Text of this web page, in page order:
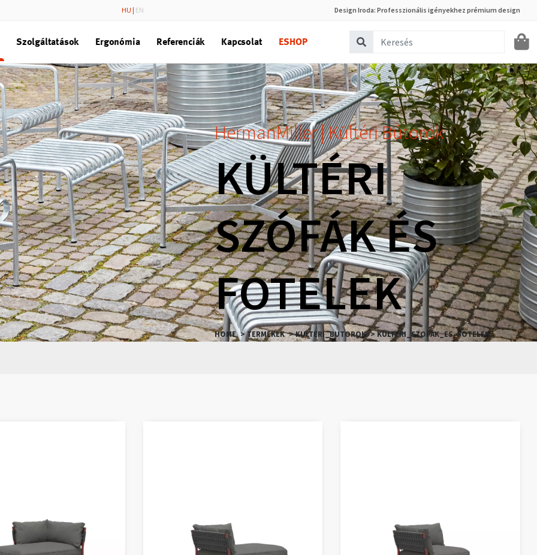
HU | EN Design Iroda: Professzionális igényekhez prémium design
Szolgáltatások Ergonómia Referenciák Kapcsolat ESHOP
HermanMiller | Kültéri Bútorok
KÜLTÉRI
SZÓFÁK ÉS
FOTELEK
HOME > TERMEKEK > KULTERI_BUTOROK > KULTERI_SZOFAK_ES_FOTELEK